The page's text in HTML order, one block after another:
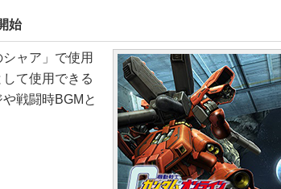
始
ャア」で使用
て使用できる
戦闘時BGMと